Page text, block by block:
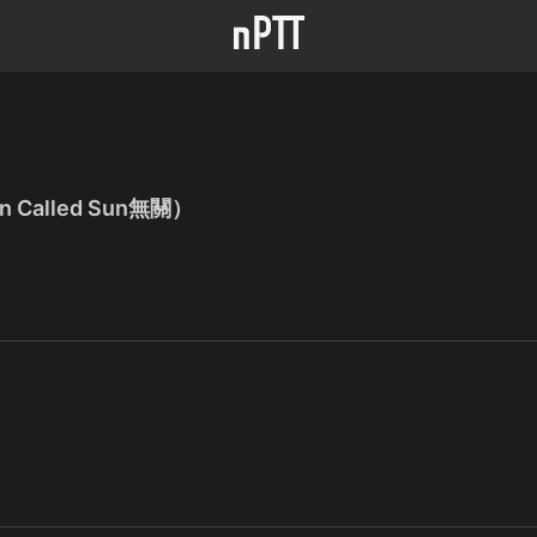
Called Sun無關）